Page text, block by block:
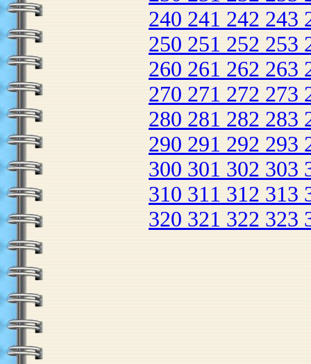
240 241 242 243
250 251 252 253
260 261 262 263
270 271 272 273
280 281 282 283
290 291 292 293
300 301 302 303
310 311 312 313
320 321 322 323